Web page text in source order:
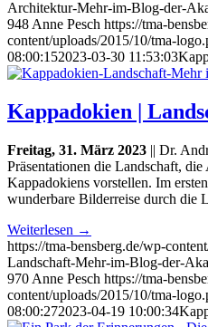
Architektur-Mehr-im-Blog-der-
948 Anne Pesch https://tma-
content/uploads/2015/10/tma-
08:00:152023-03-30 11:53:03
Kappadokien |
Freitag, 31. März 2023 || Dr.
Präsentationen die Landschaft,
Kappadokiens vorstellen. Im
wunderbare Bilderreise durch die
Weiterlesen →
https://tma-bensberg.de/wp-
Landschaft-Mehr-im-Blog-der-
970 Anne Pesch https://tma-
content/uploads/2015/10/tma-
08:00:272023-04-19 10:00:34